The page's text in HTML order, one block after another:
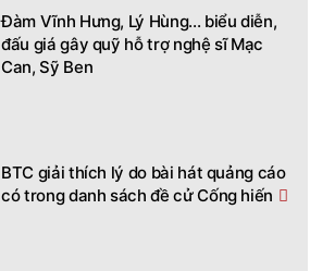
Đàm Vĩnh Hưng, Lý Hùng... biểu diễn,
đấu giá gây quỹ hỗ trợ nghệ sĩ Mạc
Can, Sỹ Ben
BTC giải thích lý do bài hát quảng cáo
có trong danh sách đề cử Cống hiến